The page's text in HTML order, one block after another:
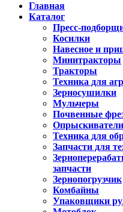
Главная
Каталог
Пресс-
Косилки
Навесное и
Минитракторы
Тракторы
Техника для
Зерносушилки
Мульчеры
Почвенные
Опрыскиватели
Техника для
Запчасти для
запчасти
Зернопогрузчик
Комбайны
Упаковщики